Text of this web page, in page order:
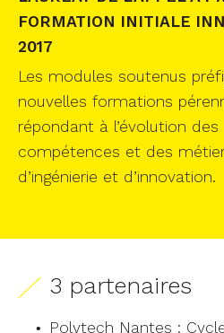
FORMATION INITIALE
2017
Les modules soutenus
nouvelles formations
répondant à l’évolution des
compétences et des
d’ingénierie et d’innovation.
3 partenaires
Polytech Nantes :